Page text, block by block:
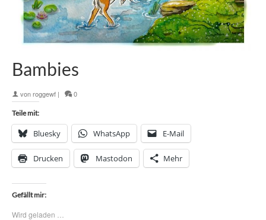
Bambies
vonroggewf | 0
Teile mit:
Bluesky WhatsApp E-Mail
Drucken Mastodon Mehr
Gefällt mir:
Wird geladen …